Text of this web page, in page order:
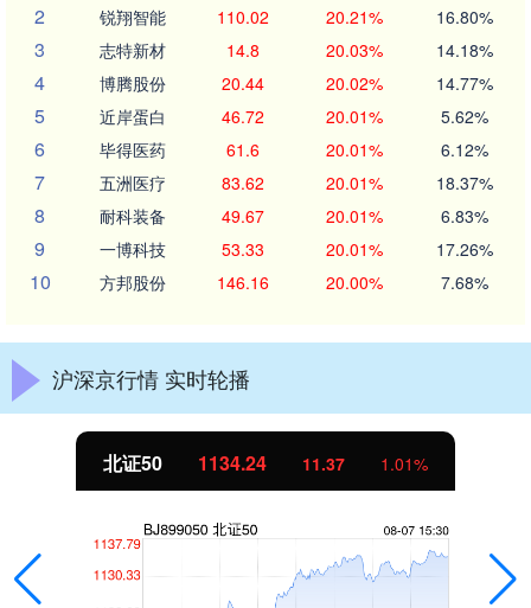
2 锐翔智能 110.02 20.21% 16.80%
3 志特新材 14.8 20.03% 14.18%
4 博腾股份 20.44 20.02% 14.77%
5 近岸蛋白 46.72 20.01% 5.62%
6 毕得医药 61.6 20.01% 6.12%
7 五洲医疗 83.62 20.01% 18.37%
8 耐科装备 49.67 20.01% 6.83%
9 一博科技 53.33 20.01% 17.26%
10 方邦股份 146.16 20.00% 7.68%
沪深京行情 实时轮播
北证50 1134.24 11.37 1.01%